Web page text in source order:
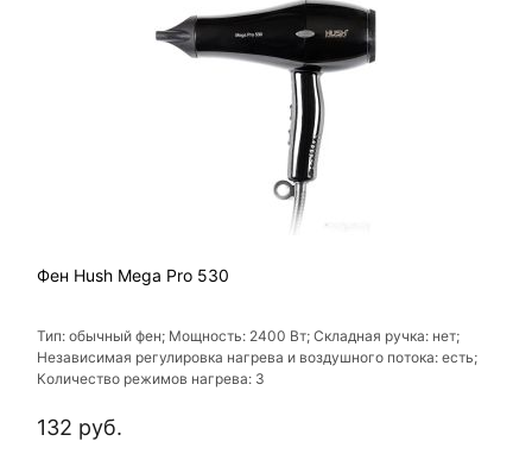
Фен Hush Mega Pro 530
Тип: обычный фен; Мощность: 2400 Вт; Складная ручка: нет;
Независимая регулировка нагрева и воздушного потока: есть;
Количество режимов нагрева: 3
132 руб.